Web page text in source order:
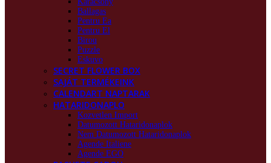
Ballagas
Pentru Ea
Pentru El
Birou
Puzzle
Eskuvo
SECRET FLOWER BOX
SAJÁT TERMÉKEINK
CALENDART NAPTARAK
HATARIDONAPLO
Kozvetlen Import
Datumozott Hataridonaplok
Nem Datumozott Hataridonaplok
Agende Italiene
Agende EGO